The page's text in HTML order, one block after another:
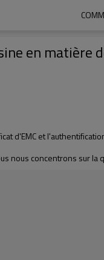
en matière
d'EMC et
nous concentrons sur la